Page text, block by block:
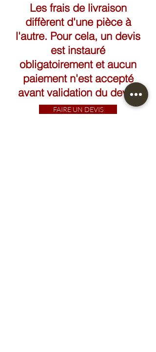
Les frais de livraison
diffèrent d'une pièce à
l'autre. Pour cela, un devis
est instauré
obligatoirement et aucun
paiement n'est accepté
avant validation du devis.
FAIRE UN DEVIS